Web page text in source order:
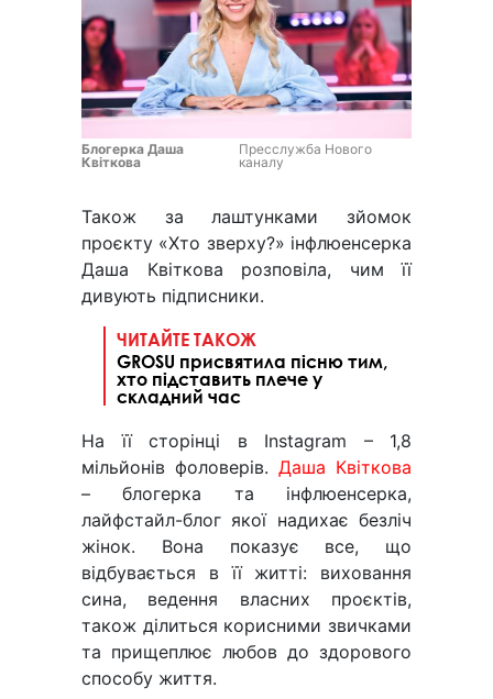
Блогерка Даша
Квіткова
Пресслужба Нового
каналу
Також за лаштунками зйомок
проєкту «Хто зверху?» інфлюенсерка
Даша Квіткова розповіла, чим її
дивують підписники.
ЧИТАЙТЕ ТАКОЖ
GROSU присвятила пісню тим,
хто підставить плече у
складний час
На її сторінці в Instagram – 1,8
мільйонів фоловерів. Даша Квіткова
– блогерка та інфлюенсерка,
лайфстайл-блог якої надихає безліч
жінок. Вона показує все, що
відбувається в її житті: виховання
сина, ведення власних проєктів,
також ділиться корисними звичками
та прищеплює любов до здорового
способу життя.